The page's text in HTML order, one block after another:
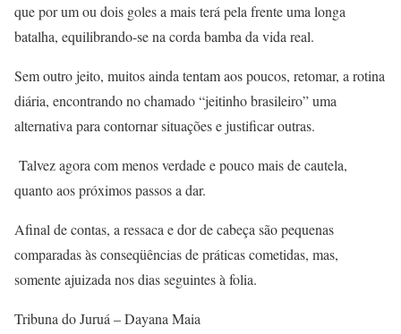
que por um ou dois goles a mais terá pela frente uma longa
batalha, equilibrando-se na corda bamba da vida real.
Sem outro jeito, muitos ainda tentam aos poucos, retomar, a rotina
diária, encontrando no chamado “jeitinho brasileiro” uma
alternativa para contornar situações e justificar outras.
Talvez agora com menos verdade e pouco mais de cautela,
quanto aos próximos passos a dar.
Afinal de contas, a ressaca e dor de cabeça são pequenas
comparadas às conseqüências de práticas cometidas, mas,
somente ajuizada nos dias seguintes à folia.
Tribuna do Juruá – Dayana Maia